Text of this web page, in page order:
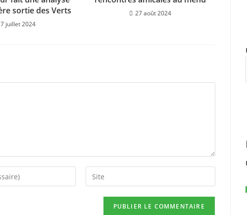
sortie des Verts
juillet 2024
27 août 2024
Saisir
l’URL